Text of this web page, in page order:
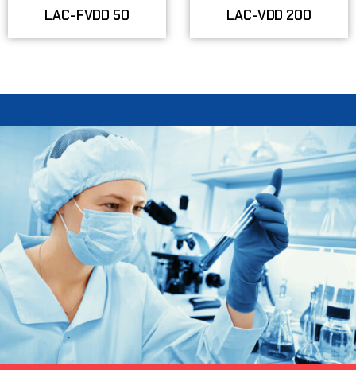
LAC-FVDD 50 LAC-VDD 200